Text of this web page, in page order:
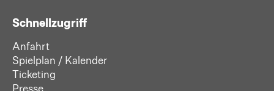
Schnellzugriff
Anfahrt
Spielplan / Kalender
Ticketing
Presse